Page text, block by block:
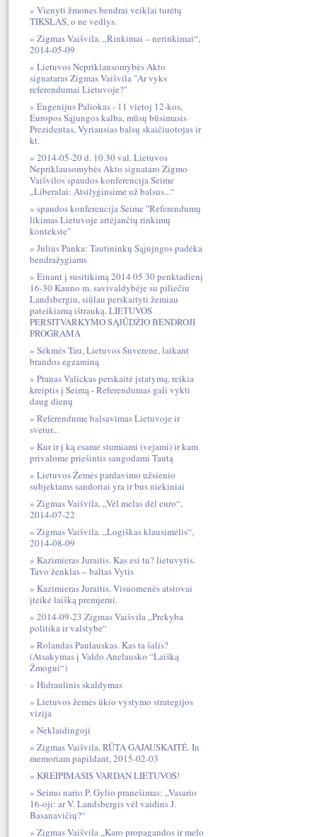
Vienyti žmones bendrai veiklai turėtų
TIKSLAS, o ne vedlys.
Zigmas Vaišvila. „Rinkimai – nerinkimai“,
2014-05-09
Lietuvos Nepriklausomybės Akto
signataras Zigmas Vaišvila "Ar vyks
referendumai Lietuvoje?"
Eugenijus Paliokas - 11 vietoj 12-kos,
Europos Sąjungos kalba, mūsų būsimasis
Prezidentas, Vyriausias balsų skaičiuotojas ir
kt.
2014-05-20 d. 10.30 val. Lietuvos
Nepriklausomybės Akto signataro Zigmo
Vaišvilos spaudos konferencija Seime
„Liberalai: Atsilyginsime už balsus...“
spaudos konferencija Seime "Referendumų
likimas Lietuvoje artėjančių rinkimų
kontekste"
Julius Panka: Tautininkų Sąjujngos padėka
bendražygiams
Einant į susitikimą 2014 05 30 penktadienį
16-30 Kauno m. savivaldybėje su piliečiu
Landsbergiu, siūlau perskaityti žemiau
pateikiamą ištrauką. LIETUVOS
PERSITVARKYMO SĄJŪDŽIO BENDROJI
PROGRAMA
Sėkmės Tau, Lietuvos Suverene, laikant
brandos egzaminą
Pranas Valickas perskaitė įstatymą, reikia
kreiptis į Seimą - Referendumas gali vykti
daug dienų
Referendume balsavimas Lietuvoje ir
svetur...
Kur ir į ką esame stumiami (vejami) ir kam
privalome priešintis saugodami Tautą
Lietuvos Žemės pardavimo užsienio
subjektams sandoriai yra ir bus niekiniai
Zigmas Vaišvila. „Vėl melas dėl euro“,
2014-07-22
Zigmas Vaišvila. „Logiškas klausimėlis“,
2014-08-09
Kazimieras Juraitis. Kas esi tu? lietuvytis.
Tavo ženklas – baltas Vytis
Kazimieras Juraitis. Visuomenės atstovai
įteikė laišką premjerui.
2014-09-23 Zigmas Vaišvila „Prekyba
politika ir valstybe“
Rolandas Paulauskas. Kas ta šalis?
(Atsakymas į Valdo Anelausko “Laišką
Žmogui“)
Hidraulinis skaldymas
Lietuvos žemės ūkio vystymo strategijos
vizija
Neklaidingoji
Zigmas Vaišvila. RŪTA GAJAUSKAITĖ. In
memoriam papildant, 2015-02-03
KREIPIMASIS VARDAN LIETUVOS!
Seimo nario P. Gylio pranešimas: „Vasario
16-oji: ar V. Landsbergis vėl vaidins J.
Basanavičių?“
Zigmas Vaišvila „Karo propagandos ir melo